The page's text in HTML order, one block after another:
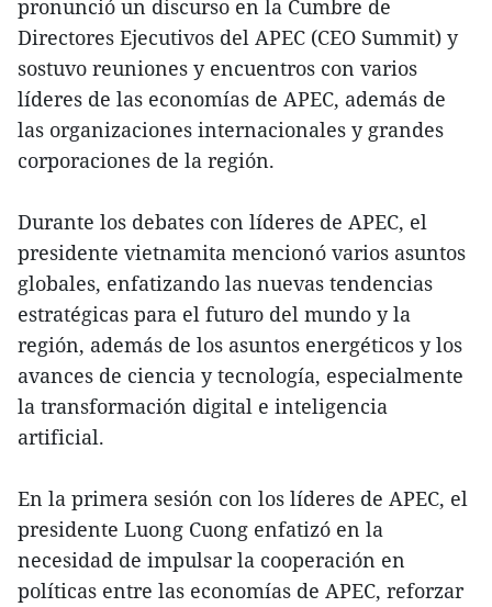
pronunció un discurso en la Cumbre de
Directores Ejecutivos del APEC (CEO Summit) y
sostuvo reuniones y encuentros con varios
líderes de las economías de APEC, además de
las organizaciones internacionales y grandes
corporaciones de la región.
Durante los debates con líderes de APEC, el
presidente vietnamita mencionó varios asuntos
globales, enfatizando las nuevas tendencias
estratégicas para el futuro del mundo y la
región, además de los asuntos energéticos y los
avances de ciencia y tecnología, especialmente
la transformación digital e inteligencia
artificial.
En la primera sesión con los líderes de APEC, el
presidente Luong Cuong enfatizó en la
necesidad de impulsar la cooperación en
políticas entre las economías de APEC, reforzar